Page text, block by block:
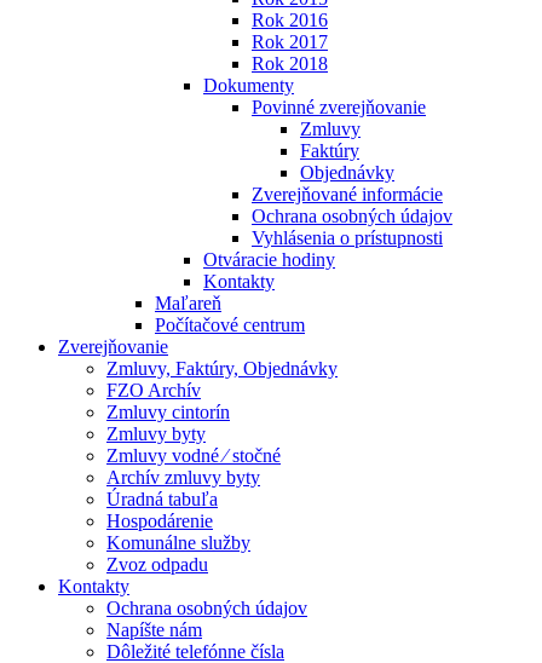
Rok 2016
Rok 2017
Rok 2018
Dokumenty
Povinné zverejňovanie
Zmluvy
Faktúry
Objednávky
Zverejňované informácie
Ochrana osobných údajov
Vyhlásenia o prístupnosti
Otváracie hodiny
Kontakty
Maľareň
Počítačové centrum
Zverejňovanie
Zmluvy, Faktúry, Objednávky
FZO Archív
Zmluvy cintorín
Zmluvy byty
Zmluvy vodné ⁄ stočné
Archív zmluvy byty
Úradná tabuľa
Hospodárenie
Komunálne služby
Zvoz odpadu
Kontakty
Ochrana osobných údajov
Napíšte nám
Dôležité telefónne čísla